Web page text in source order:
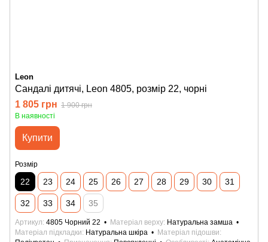
Leon
Сандалі дитячі, Leon 4805, розмір 22, чорні
1 805 грн 1 900 грн
В наявності
Купити
Розмір
22 23 24 25 26 27 28 29 30 31
32 33 34 35
Артикул 4805 Чорний 22 Матеріал верху Натуральна замша
Матеріал підкладки
Натуральна шкіра
Матеріал підошви